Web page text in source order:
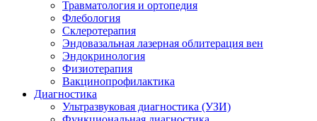
Травматология и ортопедия
Флебология
Склеротерапия
Эндовазальная лазерная облитерация вен
Эндокринология
Физиотерапия
Вакцинопрофилактика
Диагностика
Ультразвуковая диагностика (УЗИ)